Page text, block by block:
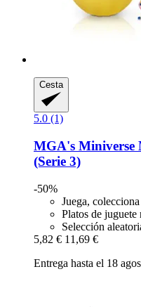
Cesta
5.0 (1)
MGA's Miniverse
(Serie 3)
-50%
Juega,
Platos de juguete
Selección
5,82 € 11,69 €
Entrega hasta el 18